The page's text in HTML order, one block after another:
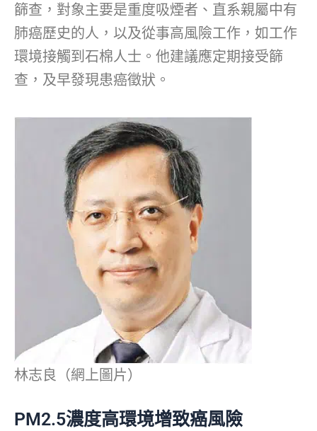
篩查，對象主要是重度吸煙者、直系親屬中有
肺癌歷史的人，以及從事高風險工作，如工作
環境接觸到石棉人士。他建議應定期接受篩
查，及早發現患癌徵狀。
林志良（網上圖片）
PM2.5濃度高環境增致癌風險